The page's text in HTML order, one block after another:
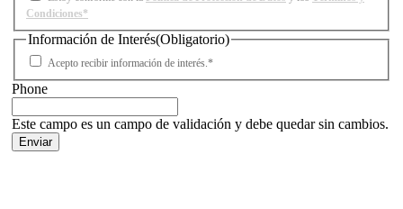
Condiciones*
Información de Interés(Obligatorio)
Acepto recibir información de interés.*
Phone
Este campo es un campo de validación y debe quedar sin cambios.